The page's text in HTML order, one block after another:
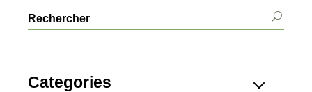
Categories